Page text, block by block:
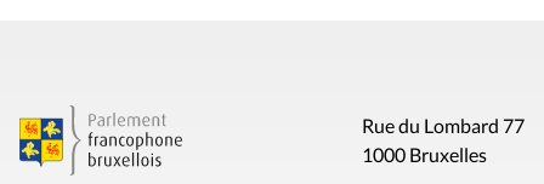
Rue du Lombard 77
1000 Bruxelles